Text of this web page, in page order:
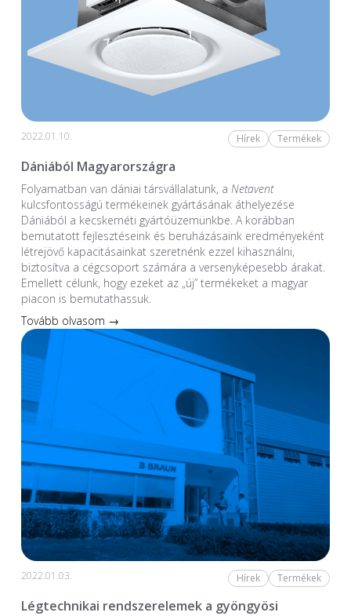
2022.01.10. Hírek Termékek
Dániából Magyarországra
Folyamatban van dániai társvállalatunk, a Netavent
kulcsfontosságú termékeinek gyártásának áthelyezése
Dániából a kecskeméti gyártóüzemünkbe. A korábban
bemutatott fejlesztéseink és beruházásaink eredményeként
létrejövő kapacitásainkat szeretnénk ezzel kihasználni,
biztosítva a cégcsoport számára a versenyképesebb árakat.
Emellett célunk, hogy ezeket az „új” termékeket a magyar
piacon is bemutathassuk.
Tovább olvasom →
2022.01.03. Hírek Termékek
Légtechnikai rendszerelemek a gyöngyösi